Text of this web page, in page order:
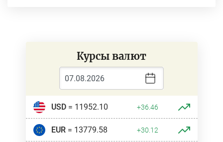
Курсы валют
USD= 11952.10 +36.46
EUR= 13779.58 +30.12